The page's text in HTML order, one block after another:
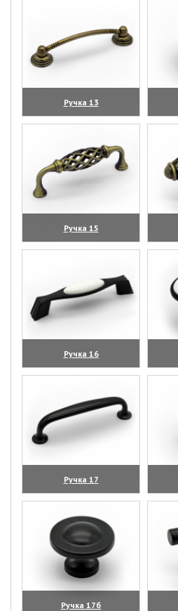
Ручка 13
(увеличить)
Ручка 15
(увеличить)
Ручка 16
(увеличить)
Ручка 17
(увеличить)
Ручка 17б